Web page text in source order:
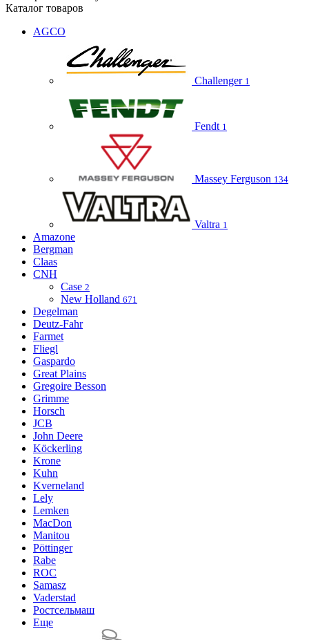
Каталог товаров
AGCO
Challenger 1
Fendt 1
Massey Ferguson 134
Valtra 1
Amazone
Bergman
Claas
CNH
Case 2
New Holland 671
Degelman
Deutz-Fahr
Farmet
Fliegl
Gaspardo
Great Plains
Gregoire Besson
Grimme
Horsch
JCB
John Deere
Köckerling
Krone
Kuhn
Kverneland
Lely
Lemken
MacDon
Manitou
Pöttinger
Rabe
ROC
Samasz
Vaderstad
Ростсельмаш
Еще